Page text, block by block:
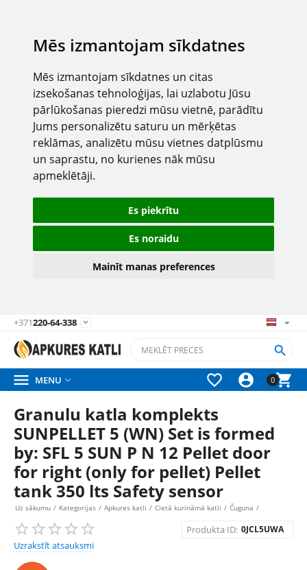
Mēs izmantojam sīkdatnes
Mēs izmantojam sīkdatnes un citas
izsekošanas tehnoloģijas, lai uzlabotu Jūsu
pārlūkošanas pieredzi mūsu vietnē, parādītu
Jums personalizētu saturu un mērķētas
reklāmas, analizētu mūsu vietnes datplūsmu
un saprastu, no kurienes nāk mūsu
apmeklētāji.
Es piekrītu
Es noraidu
Mainīt manas preferences
+371220-64-338 
0



 MENU 
Granulu katla komplekts
SUNPELLET 5 (WN) Set is formed
by: SFL 5 SUN P N 12 Pellet door
for right (only for pellet) Pellet
tank 350 lts Safety sensor
Uz sākumu / Kategorijas / Apkures katli / Cietā kurināmā katli / Čuguna /
Uzrakstīt atsauksmi
Produkta ID: 0JCL5UWA